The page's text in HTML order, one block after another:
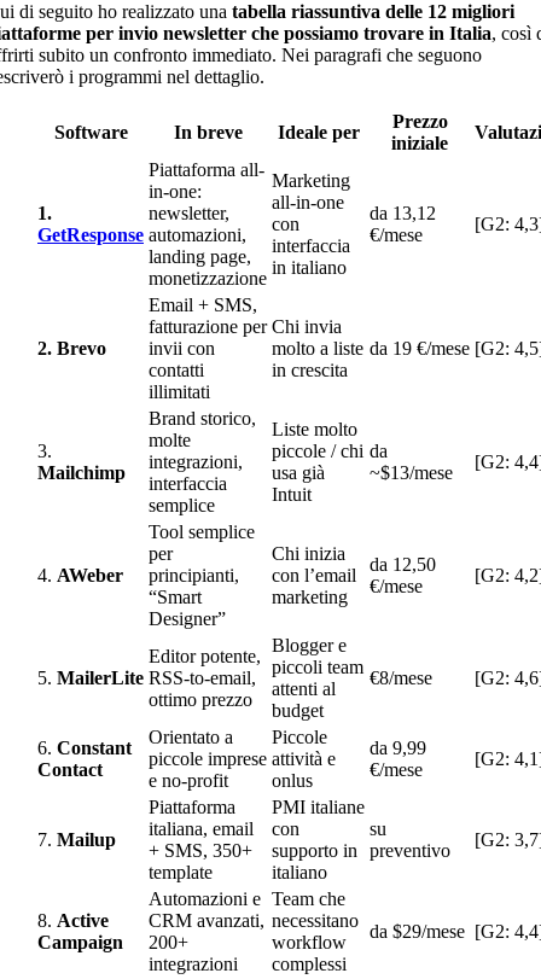
di seguito ho realizzato una tabella riassuntiva delle 12 migliori
per invio newsletter che possiamo trovare in Italia, così
subito un confronto immediato. Nei paragrafi che seguono
i programmi nel dettaglio.
Software In breve Ideale per
Prezzo
iniziale
1.
GetResponse
Piattaforma all-
in-one:
newsletter,
automazioni,
landing page,
monetizzazione
Marketing
all-in-one
con
interfaccia
in italiano
da 13,12
€/mese
[G2:
2. Brevo
Email + SMS,
fatturazione per
invii con
contatti
illimitati
Chi invia
molto a liste
in crescita
da 19 €/mese [G2:
3.
Mailchimp
Brand storico,
molte
integrazioni,
interfaccia
semplice
Liste molto
piccole / chi
usa già
Intuit
da
~$13/mese
[G2:
4. AWeber
Tool semplice
per
principianti,
“Smart
Designer”
Chi inizia
con l’email
marketing
da 12,50
€/mese
[G2:
5. MailerLite
Editor potente,
RSS-to-email,
ottimo prezzo
Blogger e
piccoli team
attenti al
budget
€8/mese [G2:
6. Constant
Contact
Orientato a
piccole imprese
e no-profit
Piccole
attività e
onlus
da 9,99
€/mese
[G2:
7. Mailup
Piattaforma
italiana, email
+ SMS, 350+
template
PMI italiane
con
supporto in
italiano
su
preventivo
[G2:
8. Active
Campaign
Automazioni e
CRM avanzati,
200+
integrazioni
Team che
necessitano
workflow
complessi
da $29/mese [G2: